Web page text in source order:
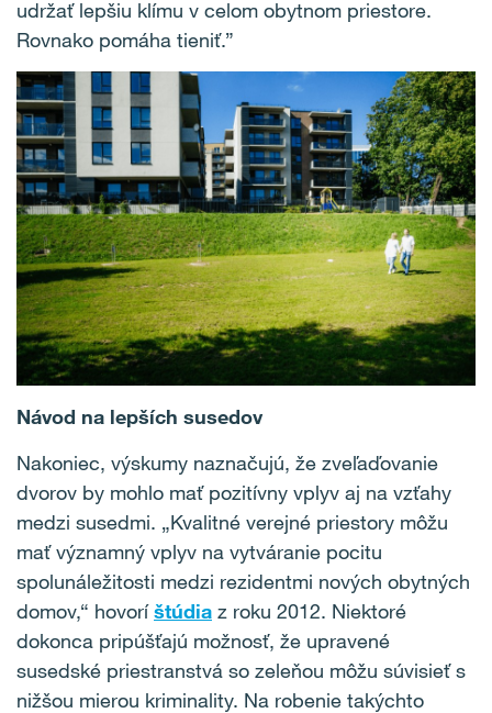
udržať lepšiu klímu v celom obytnom priestore.
Rovnako pomáha tieniť.”
Návod na lepších susedov
Nakoniec, výskumy naznačujú, že zveľaďovanie
dvorov by mohlo mať pozitívny vplyv aj na vzťahy
medzi susedmi. „Kvalitné verejné priestory môžu
mať významný vplyv na vytváranie pocitu
spolunáležitosti medzi rezidentmi nových obytných
domov,“ hovoríštúdia z roku 2012. Niektoré
dokonca pripúšťajú možnosť, že upravené
susedské priestranstvá so zeleňou môžu súvisieť s
nižšou mierou kriminality. Na robenie takýchto